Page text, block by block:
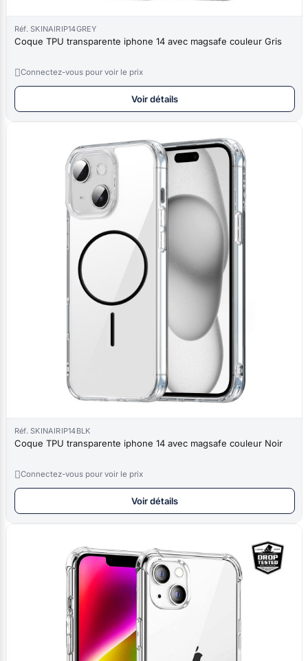
Réf. SKINAIRIP14GREY
Coque TPU transparente iphone 14 avec magsafe couleur Gris
Connectez-vous pour voir le prix
Voir détails
Réf. SKINAIRIP14BLK
Coque TPU transparente iphone 14 avec magsafe couleur Noir
Connectez-vous pour voir le prix
Voir détails